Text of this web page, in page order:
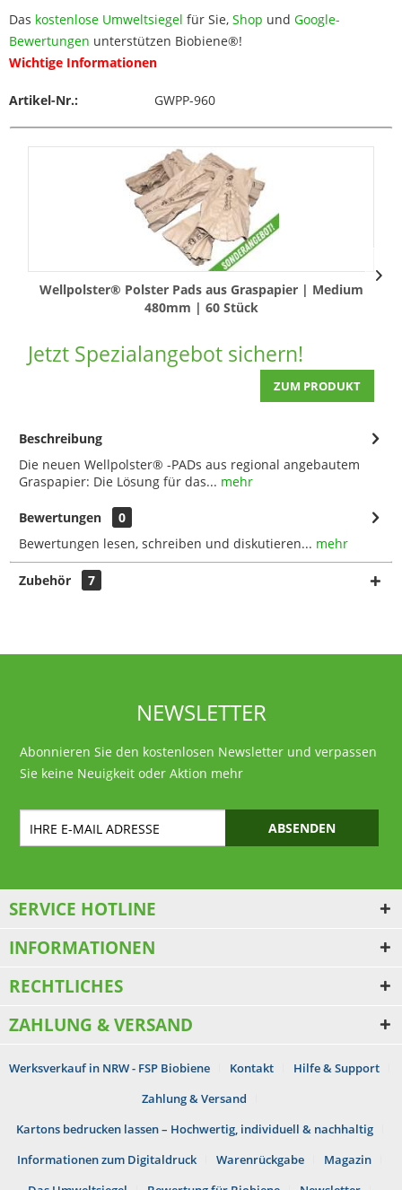
Das kostenlose Umweltsiegel für Sie, Shop und Google-
Bewertungen unterstützen Biobiene®!
Wichtige Informationen
Artikel-Nr.: GWPP-960
Wellpolster® Polster Pads aus Graspapier | Medium
480mm | 60 Stück
Jetzt Spezialangebot sichern!
ZUM PRODUKT
Beschreibung
Die neuen Wellpolster® -PADs aus regional angebautem
Graspapier: Die Lösung für das... mehr
Bewertungen
0
Bewertungen lesen, schreiben und diskutieren... mehr
Zubehör 7
NEWSLETTER
Abonnieren Sie den kostenlosen Newsletter und verpassen
Sie keine Neuigkeit oder Aktion mehr
ABSENDEN
SERVICE HOTLINE
INFORMATIONEN
RECHTLICHES
ZAHLUNG & VERSAND
Werksverkauf in NRW - FSP Biobiene Kontakt
Hilfe & Support
Zahlung & Versand
Kartons bedrucken lassen – Hochwertig, individuell & nachhaltig
Informationen zum Digitaldruck
Warenrückgabe
Magazin